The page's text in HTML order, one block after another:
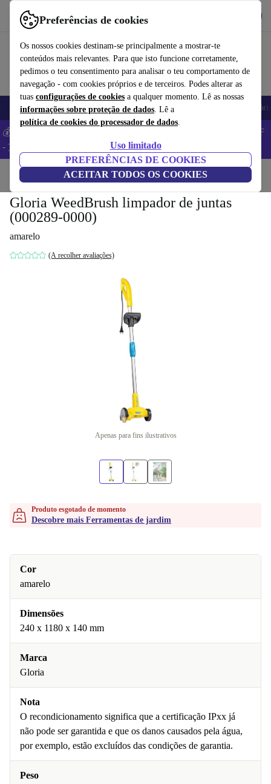
Preferências de cookies
Os nossos cookies destinam-se principalmente a mostrar-te
conteúdos mais relevantes. Para que isto funcione corretamente,
pedimos o teu consentimento para analisar o teu comportamento de
navegação - com cookies próprios e de terceiros. Podes alterar as
tuas configurações de cookies a qualquer momento. Lê as nossas
informações sobre proteção de dados. Lê a
política de cookies do processador de dados.
Uso limitado
PREFERÊNCIAS DE COOKIES
ACEITAR TODOS OS COOKIES
Use o refurbed de forma rápida e fácil
Telemóveis Computadores Portáteis Tablets
💰 Poupa MAIS -5% em MacBooks e iPads – Código: BACK5OFF
- TC
Início Jardim Ferramentas de jardim
Gloria WeedBrush limpador de juntas
(000289-0000)
amarelo
(A recolher avaliações)
Apenas para fins ilustrativos
Produto esgotado de momento
Descobre mais Ferramentas de jardim
Cor
amarelo
Dimensões
240 x 1180 x 140 mm
Marca
Gloria
Nota
O recondicionamento significa que a certificação IPxx já
não pode ser garantida e que os danos causados pela água,
por exemplo, estão excluídos das condições de garantia.
Peso